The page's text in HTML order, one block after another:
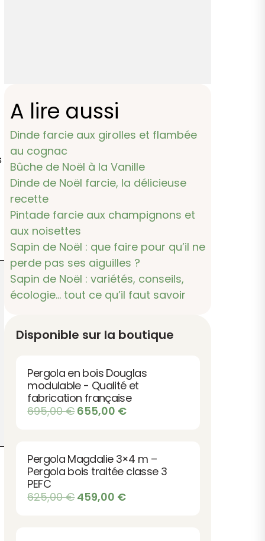
A lire aussi
Dinde farcie aux girolles et flambée
au cognac
Bûche de Noël à la Vanille
Dinde de Noël farcie, la délicieuse
recette
Pintade farcie aux champignons et
aux noisettes
Sapin de Noël : que faire pour qu’il ne
perde pas ses aiguilles ?
Sapin de Noël : variétés, conseils,
écologie… tout ce qu’il faut savoir
Disponible sur la boutique
Pergola en bois Douglas
modulable - Qualité et
fabrication française
695,00€Le
était :
695,00 €.
655,00 €Le
est :
655,00 €.
Pergola Magdalie 3×4 m –
Pergola bois traitée classe 3
PEFC
625,00€Le
459,00 €Le